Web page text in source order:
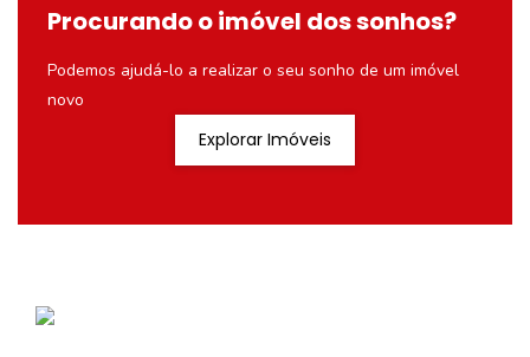
Procurando o imóvel dos sonhos?
Podemos ajudá-lo a realizar o seu sonho de um imóvel
novo
Explorar Imóveis